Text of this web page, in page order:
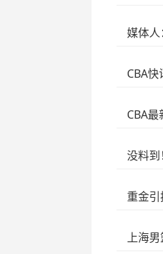
媒体
CBA
CBA
没料
重金
上海